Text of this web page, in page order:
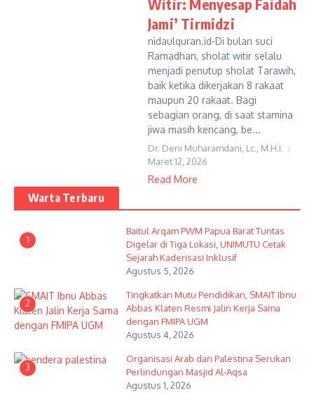
Witir: Menyesap Faidah
Jami’ Tirmidzi
nidaulquran.id-Di bulan suci
Ramadhan, sholat witir selalu
menjadi penutup sholat Tarawih,
baik ketika dikerjakan 8 rakaat
maupun 20 rakaat. Bagi
sebagian orang, di saat stamina
jiwa masih kencang, be...
Dr. Deni Muharamdani, Lc., M.H.I.
Maret 12, 2026
Read More
Warta Terbaru
1
Baitul Arqam PWM Papua Barat Tuntas
Digelar di Tiga Lokasi, UNIMUTU Cetak
Sejarah Kaderisasi Inklusif
Agustus 5, 2026
2
Tingkatkan Mutu Pendidikan, SMAIT Ibnu
Abbas Klaten Resmi Jalin Kerja Sama
dengan FMIPA UGM
Agustus 4, 2026
3
Organisasi Arab dan Palestina Serukan
Perlindungan Masjid Al-Aqsa
Agustus 1, 2026